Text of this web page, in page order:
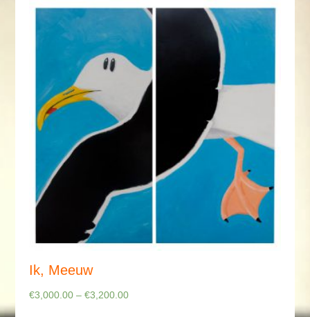
Ik, Meeuw
€3,000.00 –€3,200.00